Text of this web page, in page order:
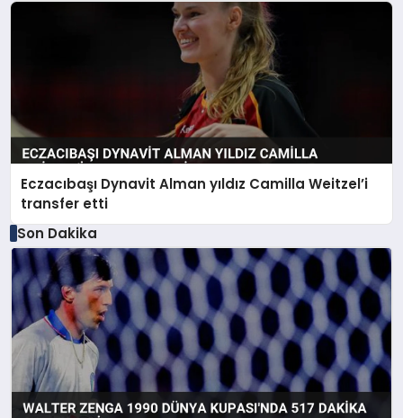
Eczacıbaşı Dynavit Alman yıldız Camilla Weitzel’i
transfer etti
Son Dakika